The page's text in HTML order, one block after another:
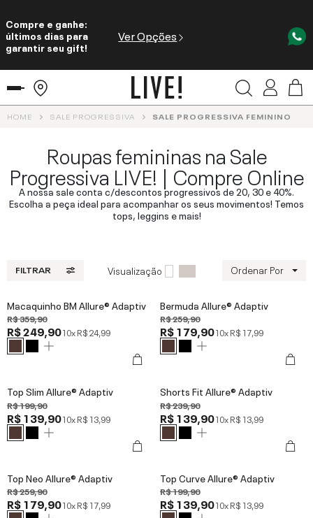
Compre e ganhe:
últimos dias para
garantir seu gift!
Ver Opções
HOME SALE PROGRESSIVA SALE PROGRESSIVA FEMININO
Roupas femininas na Sale
Progressiva LIVE! | Compre Online
A nossa sale conta c/descontos progressivos de 20, 30 e 40%.
Escolha a peça ideal para acompanhar os seus movimentos! Temos
tops, leggins e mais!
FILTRAR Visualização Ordenar Por
Macaquinho BM Allure® Adaptiv
R$ 359,90
R$ 249,9010xR$ 24,99
Bermuda Allure® Adaptiv
R$ 259,90
R$ 179,9010xR$ 17,99
Top Slim Allure® Adaptiv
R$ 199,90
R$ 139,9010xR$ 13,99
Shorts Fit Allure® Adaptiv
R$ 239,90
R$ 139,9010xR$ 13,99
Top Neo Allure® Adaptiv
R$ 259,90
R$ 179,9010xR$ 17,99
Top Curve Allure® Adaptiv
R$ 199,90
R$ 139,9010xR$ 13,99